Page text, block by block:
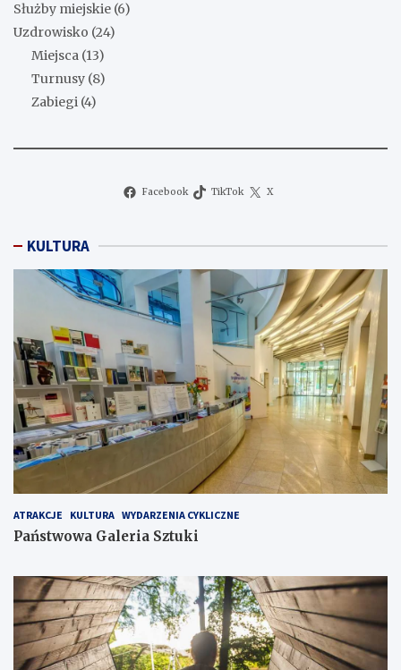
Służby miejskie (6)
Uzdrowisko (24)
Miejsca (13)
Turnusy (8)
Zabiegi (4)
Facebook TikTok X
KULTURA
ATRAKCJE KULTURA WYDARZENIA CYKLICZNE
Państwowa Galeria Sztuki